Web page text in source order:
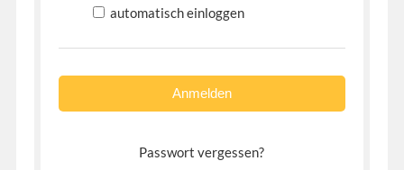
automatisch einloggen
Passwort vergessen?